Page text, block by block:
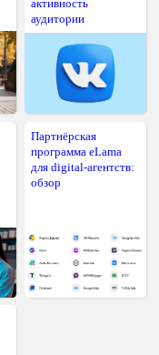
активность
аудитории
Партнёрская
программа eLama
для digital-агентств:
обзор